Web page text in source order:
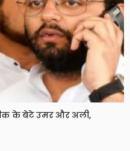
के बेटे उमर और अली,